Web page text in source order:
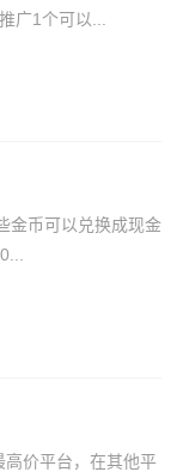
广1个可以...
金币可以兑换成现金